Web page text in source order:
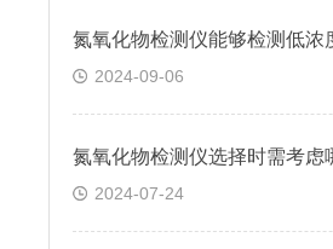
2024-09-06
2024-07-24